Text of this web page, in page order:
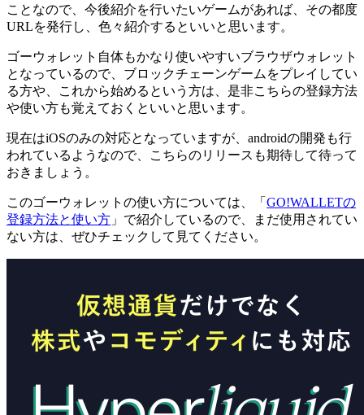
ことなので、今後紹介を行いたいゲームがあれば、その都度
URLを発行し、色々紹介するといいと思います。
ゴーウォレット自体もかなり使いやすいブラウザウォレット
となっているので、ブロックチェーンゲームをプレイしてい
る方や、これから始めるという方は、是非こちらの登録方法
や使い方も覚えておくといいと思います。
現在はiOSのみの対応となっていますが、androidの開発も行
われているようなので、こちらのリリースも期待して待って
おきましょう。
このゴーウォレットの使い方については、「 GO!WALLETの
登録方法と使い方 」で紹介しているので、まだ使用されてい
ない方は、ぜひチェックして見てください。